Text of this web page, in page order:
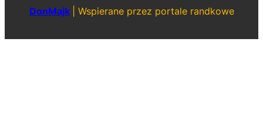
DonMajk Wspierane przez portale randkowe